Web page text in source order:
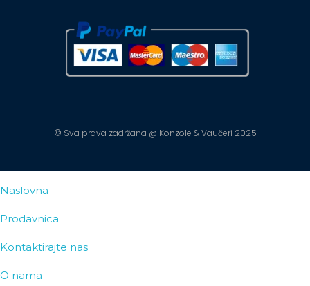
© Sva prava zadržana @ Konzole & Vaučeri 2025
Naslovna
Prodavnica
Kontaktirajte nas
O nama